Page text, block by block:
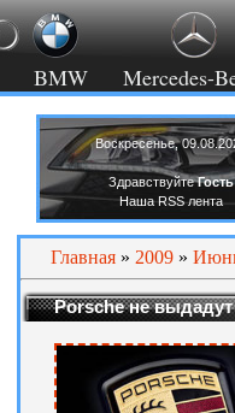
BMW Mercedes-
Воскресенье,
ЗдравствуйтеГость
Наша RSS лента
Главная » 2009 »
Porsche не